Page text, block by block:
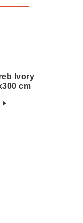
Ivory
cm